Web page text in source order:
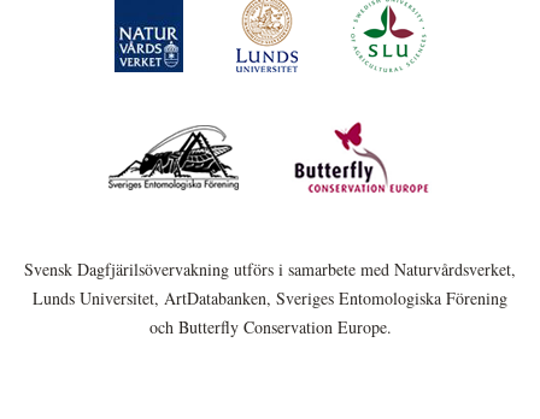
Svensk Dagfjärilsövervakning utförs i samarbete med Naturvårdsverket,
Lunds Universitet, ArtDatabanken, Sveriges Entomologiska Förening
och Butterfly Conservation Europe.